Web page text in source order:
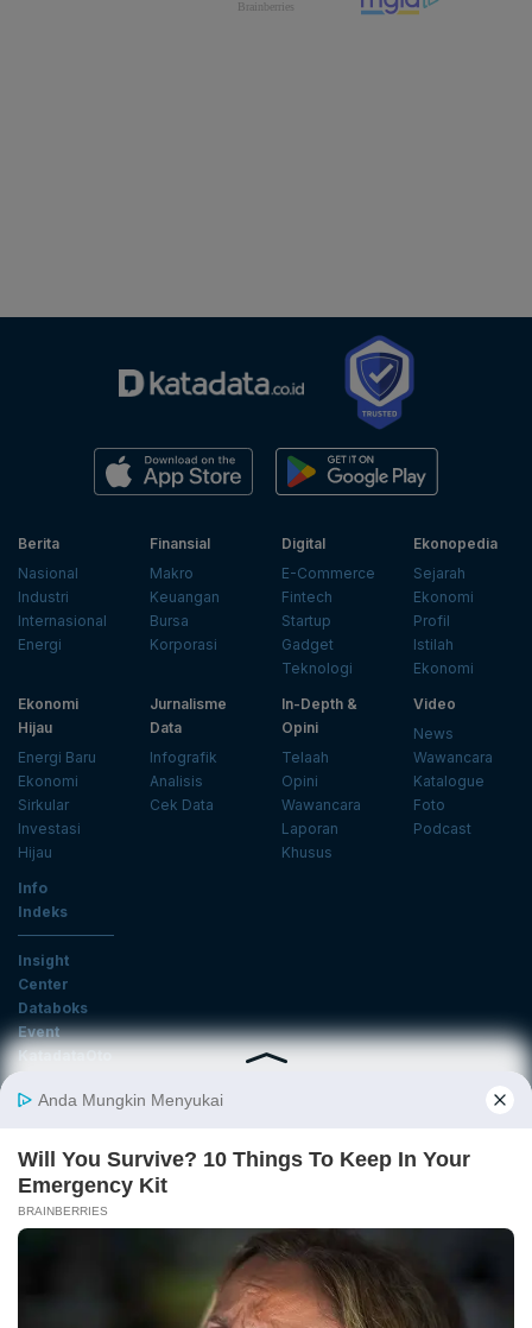
Berita
Nasional
Industri
Internasional
Energi
Finansial
Makro
Keuangan
Bursa
Korporasi
Digital
E-Commerce
Fintech
Startup
Gadget
Teknologi
Ekonopedia
Sejarah
Ekonomi
Profil
Istilah
Ekonomi
Ekonomi
Hijau
Energi Baru
Ekonomi
Sirkular
Investasi
Hijau
Jurnalisme
Data
Infografik
Analisis
Cek Data
In-Depth &
Opini
Telaah
Opini
Wawancara
Laporan
Khusus
Video
News
Wawancara
Katalogue
Foto
Podcast
Info
Indeks
Insight
Center
Databoks
Event
KatadataOto
Email
Daftar
Advertising Karier Pedoman Media Siber